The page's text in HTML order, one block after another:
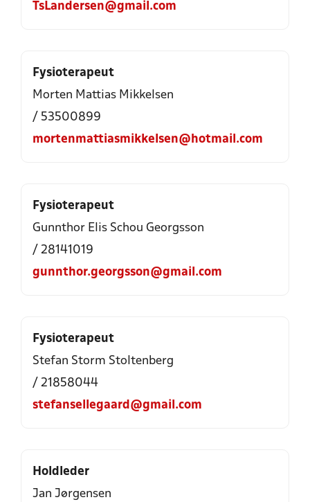
TsLandersen@gmail.com
Fysioterapeut
Morten Mattias Mikkelsen
/ 53500899
mortenmattiasmikkelsen@hotmail.com
Fysioterapeut
Gunnthor Elis Schou Georgsson
/ 28141019
gunnthor.georgsson@gmail.com
Fysioterapeut
Stefan Storm Stoltenberg
/ 21858044
stefansellegaard@gmail.com
Holdleder
Jan Jørgensen